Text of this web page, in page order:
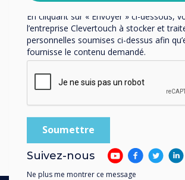
La croissance
l'intelligent
En savoir plus
<< < 60 61 62
En cliquant sur « Envoyer » ci-dessous,
l’entreprise Clevertouch à stocker et
personnelles soumises ci-dessus afin
fournisse le contenu demandé.
Suivez-nous
Ne plus me montrer ce message